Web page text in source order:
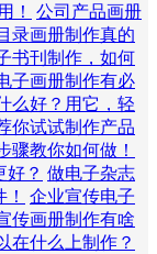
！
公司产品画册
录画册制作真的
书刊制作，如何
子画册制作有必
么好？用它，轻
你试试制作产品
骤教你如何做！
好？ 做电子杂志
企业宣传电子
传画册制作有啥
在什么上制作？